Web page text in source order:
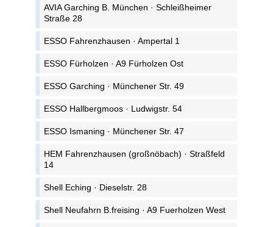
AVIA Garching B. München · Schleißheimer
Straße 28
ESSO Fahrenzhausen · Ampertal 1
ESSO Fürholzen · A9 Fürholzen Ost
ESSO Garching · Münchener Str. 49
ESSO Hallbergmoos · Ludwigstr. 54
ESSO Ismaning · Münchener Str. 47
HEM Fahrenzhausen (großnöbach) · Straßfeld
14
Shell Eching · Dieselstr. 28
Shell Neufahrn B.freising · A9 Fuerholzen West